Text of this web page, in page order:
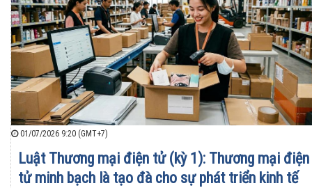
01/07/2026 9:20 (GMT+7)
Luật Thương mại điện tử (kỳ 1): Thương mại điện
tử minh bạch là tạo đà cho sự phát triển kinh tế